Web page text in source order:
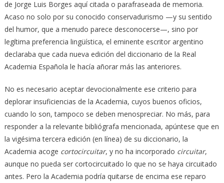
de Jorge Luis Borges aquí citada o parafraseada de memoria.
Acaso no solo por su conocido conservadurismo —y su sentido
del humor, que a menudo parece desconocerse—, sino por
legítima preferencia lingüística, el eminente escritor argentino
declaraba que cada nueva edición del diccionario de la Real
Academia Española le hacía añorar más las anteriores.
No es necesario aceptar devocionalmente ese criterio para
deplorar insuficiencias de la Academia, cuyos buenos oficios,
cuando lo son, tampoco se deben menospreciar. No más, para
responder a la relevante bibliógrafa mencionada, apúntese que en
la vigésima tercera edición (en línea) de su diccionario, la
Academia acoge cortocircuitar, y no ha incorporado circuitar,
aunque no pueda ser cortocircuitado lo que no se haya circuitado
antes. Pero la Academia podría quitarse de encima ese reparo